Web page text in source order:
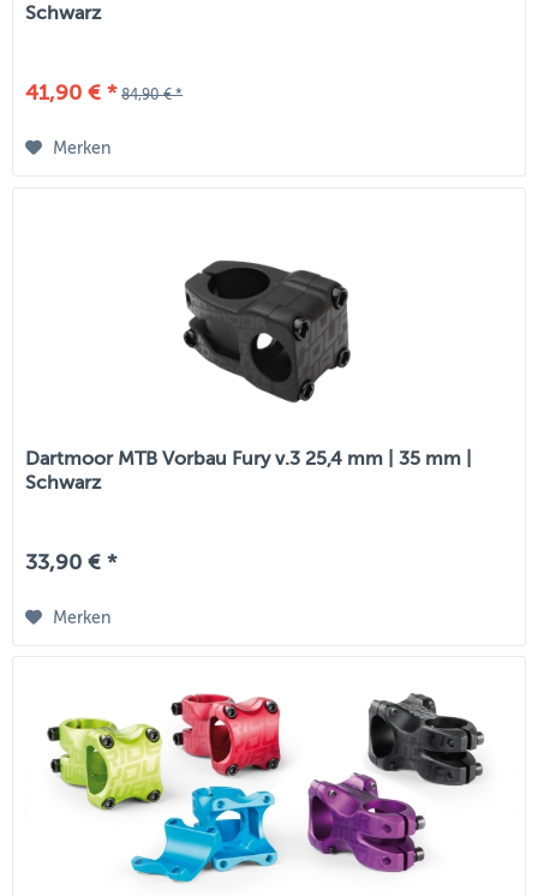
Schwarz
41,90 € * 84,90 € *
Merken
Dartmoor MTB Vorbau Fury v.3 25,4 mm | 35 mm |
Schwarz
33,90 € *
Merken